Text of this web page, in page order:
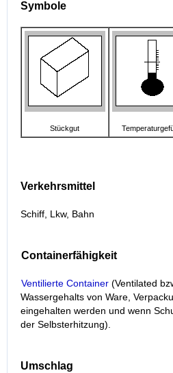
Symbole
Stückgut
Verkehrsmittel
Schiff, Lkw, Bahn
Containerfähigkeit
Ventilierte Container (Ventilated
Wassergehalts von Ware,
eingehalten werden und wenn
der Selbsterhitzung).
Umschlag